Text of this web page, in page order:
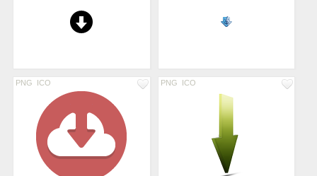
PNG ICO PNG ICO